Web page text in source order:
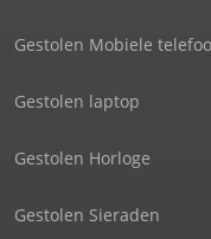
Gestolen Mobiele
Gestolen laptop
Gestolen Horloge
Gestolen Sieraden